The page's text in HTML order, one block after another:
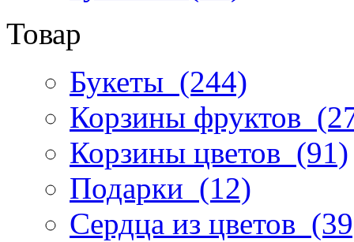
Товар
Букеты (244)
Корзины фруктов
Корзины цветов (91)
Подарки (12)
Сердца из цветов